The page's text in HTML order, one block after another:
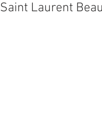
Saint Laurent